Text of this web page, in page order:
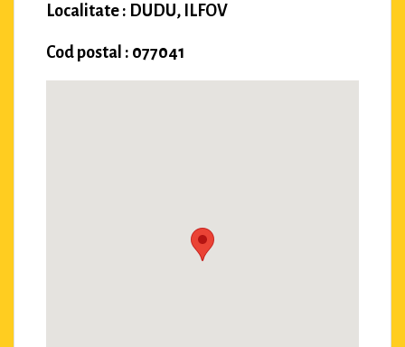
Localitate : DUDU, ILFOV
Cod postal : 077041